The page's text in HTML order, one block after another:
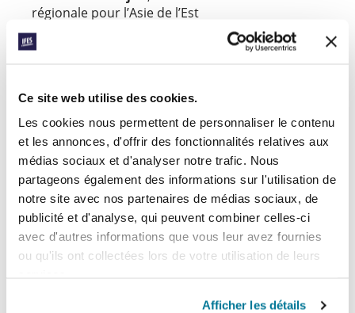
Ce site web utilise des cookies.
Les cookies nous permettent de personnaliser le contenu
et les annonces, d'offrir des fonctionnalités relatives aux
médias sociaux et d'analyser notre trafic. Nous
partageons également des informations sur l'utilisation de
notre site avec nos partenaires de médias sociaux, de
publicité et d'analyse, qui peuvent combiner celles-ci
avec d'autres informations que vous leur avez fournies
ou qu'ils ont collectées lors de votre utilisation de leurs
Afficher les détails
régionale pour l’Asie de l’Est
Annette Arulrajah, de Malaisie, a été nommée
de l’IFES au cours des six dernières années, avant
quoi elle dirigeait le mouvement étudiant de
Malaisie. En tant que leader, Annette met tout son
cœur au service des autres et elle a une profonde
appréciation pour la façon dont Dieu œuvre à
travers ses faiblesses ; elle nourrit la vision de le voir
poursuivre son travail d’édification dans la vie des
étudiants de la région.
Daniel Bourdanné, Secrétaire général de l’IFES